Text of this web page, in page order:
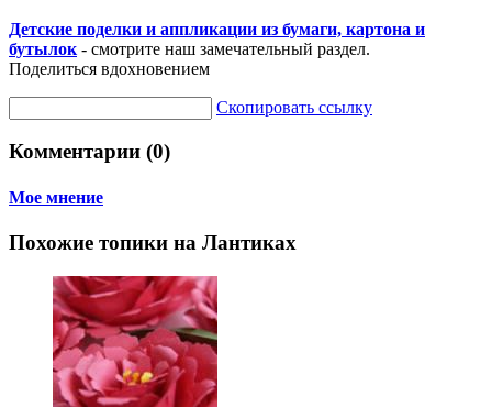
Детские поделки и аппликации из бумаги, картона и
бутылок - смотрите наш замечательный раздел.
Поделиться вдохновением
Скопировать ссылку
Комментарии (0)
Мое мнение
Похожие топики на Лантиках